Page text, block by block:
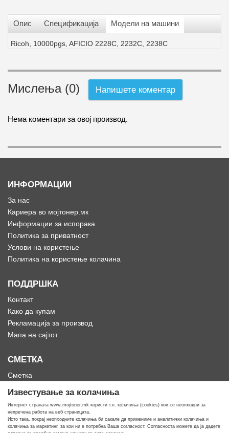
Известување за колачиња
Интернет страната www.mojtoner.mk користи т.н. колачиња (cookies) кои се неопходни за
непречена работа на веб страницата.
Исто така, покрај неопходните колачиња би сакале да примениме и аналитички колачиња и
колачиња за маркетинг, за кои ни е потребна Ваша согласност. Согласноста можете да ја дадете
Опис Спецификација Модели на машини
Ricoh, 10000pgs, AFICIO 2228C, 2232C, 2238C
Мислења (0) Напишете коментар
Нема коментари за овој производ.
ИНФОРМАЦИИ
За нас
Кариера во мојтонер.мк
Информации за испорака
Политика за приватност
Услови на користење
Политика на користење колачина
ПОДДРШКА
Контакт
Како да купам
Рекламација за производ
Мапа на сајтот
СМЕТКА
Сметка
Омилени